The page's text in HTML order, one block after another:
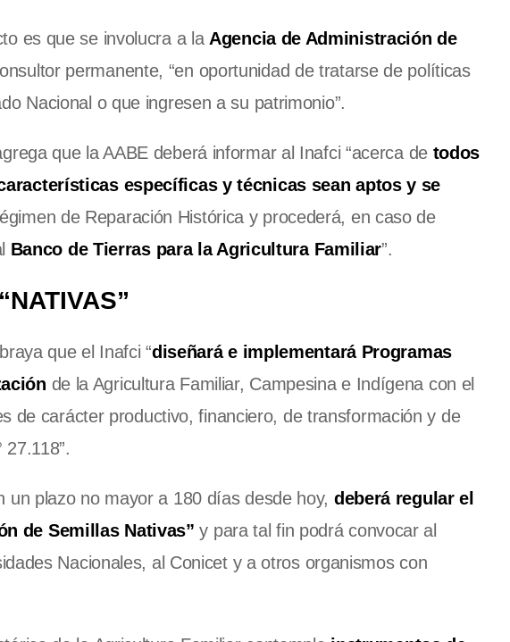
es que se involucra a la Agencia de Administración de
permanente, “en oportunidad de tratarse de políticas
Nacional o que ingresen a su patrimonio”.
que la AABE deberá informar al Inafci “acerca detodos
específicas y técnicas sean aptos y se
de Reparación Histórica y procederá, en caso de
Banco de Tierras para la Agricultura Familiar”.
que el Inafci “diseñará e implementará Programas
de la Agricultura Familiar, Campesina e Indígena con el
de carácter productivo, financiero, de transformación y de
plazo no mayor a 180 días desde hoy, deberá regular el
de Semillas Nativas” y para tal fin podrá convocar al
Nacionales, al Conicet y a otros organismos con